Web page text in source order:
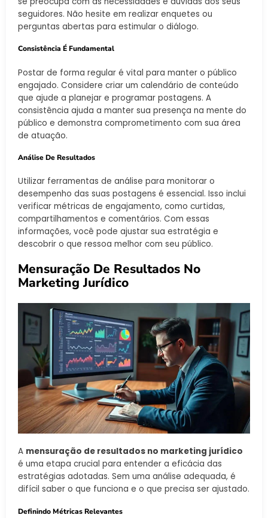
seguidores. Não hesite em realizar enquetes ou
perguntas abertas para estimular o diálogo.
Consistência É Fundamental
Postar de forma regular é vital para manter o público
engajado. Considere criar um calendário de conteúdo
que ajude a planejar e programar postagens. A
consistência ajuda a manter sua presença na mente do
público e demonstra comprometimento com sua área
de atuação.
Análise De Resultados
Utilizar ferramentas de análise para monitorar o
desempenho das suas postagens é essencial. Isso inclui
verificar métricas de engajamento, como curtidas,
compartilhamentos e comentários. Com essas
informações, você pode ajustar sua estratégia e
descobrir o que ressoa melhor com seu público.
Mensuração De Resultados No
Marketing Jurídico
A mensuração de resultados no marketing jurídico
é uma etapa crucial para entender a eficácia das
estratégias adotadas. Sem uma análise adequada, é
difícil saber o que funciona e o que precisa ser ajustado.
Definindo Métricas Relevantes